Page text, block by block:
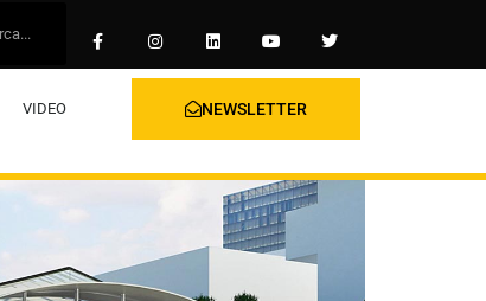
VIDEO NEWSLETTER